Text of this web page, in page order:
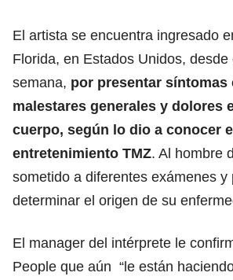
El artista se encuentra ingresado
Florida, en Estados Unidos, desde
semana, por presentar síntomas
malestares generales y dolores
cuerpo, según lo dio a conocer
entretenimiento TMZ. Al hombre
sometido a diferentes exámenes y
determinar el origen de su
El manager del intérprete le
People que aún “le están